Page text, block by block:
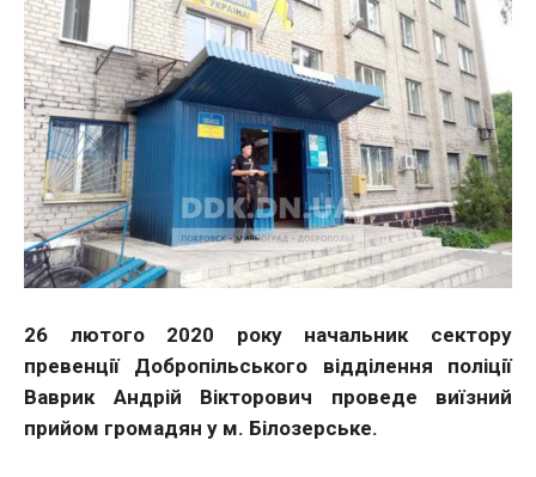
26 лютого 2020 року начальник сектору
превенції Добропільського відділення поліції
Ваврик Андрій Вікторович проведе виїзний
прийом громадян у м. Білозерське.